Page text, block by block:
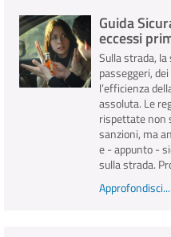
INFO E MEDIA
IN VIAGGIO
Guida
eccessi
Sulla strada, la
passeggeri,
l’efficienza
assoluta. Le
rispettate non
sanzioni, ma
e - appunto -
sulla strada.
Approfondisci...